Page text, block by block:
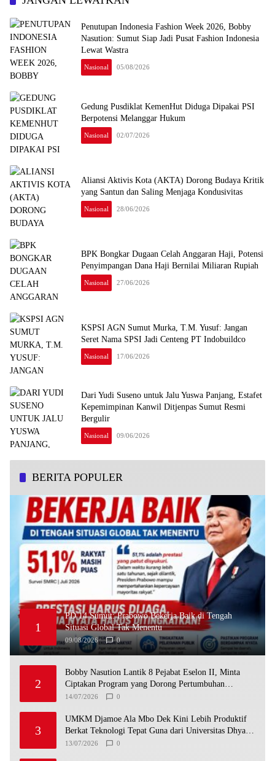
Penutupan Indonesia Fashion Week 2026, Bobby
Nasution: Sumut Siap Jadi Pusat Fashion Indonesia
Lewat Wastra
Nasional 05/08/2026
Gedung Pusdiklat KemenHut Diduga Dipakai PSI
Berpotensi Melanggar Hukum
Nasional 02/07/2026
Aliansi Aktivis Kota (AKTA) Dorong Budaya Kritik
yang Santun dan Saling Menjaga Kondusivitas
Nasional 28/06/2026
BPK Bongkar Dugaan Celah Anggaran Haji, Potensi
Penyimpangan Dana Haji Bernilai Miliaran Rupiah
Nasional 27/06/2026
KSPSI AGN Sumut Murka, T.M. Yusuf: Jangan
Seret Nama SPSI Jadi Centeng PT Indobuildco
Nasional 17/06/2026
Dari Yudi Suseno untuk Jalu Yuswa Panjang, Estafet
Kepemimpinan Kanwil Ditjenpas Sumut Resmi
Bergulir
Nasional 09/06/2026
BERITA POPULER
1
PD 14 Sumut: Prabowo Bekerja Baik di Tengah
Situasi Global Tak Menentu
09/08/2026 0
2
Bobby Nasution Lantik 8 Pejabat Eselon II, Minta
Ciptakan Program yang Dorong Pertumbuhan
Ekonomi
14/07/2026 0
3
UMKM Djamoe Ala Mbo Dek Kini Lebih Produktif
Berkat Teknologi Tepat Guna dari Universitas Dhyana
Pura
13/07/2026 0